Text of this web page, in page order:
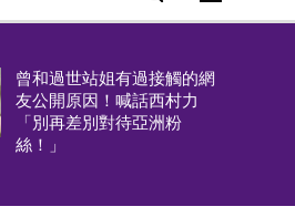
曾和過世站姐有過接觸的網
友公開原因！喊話西村力
「別再差別對待亞洲粉
絲！」